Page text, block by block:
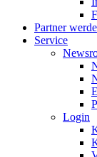
Partner
Service
Login